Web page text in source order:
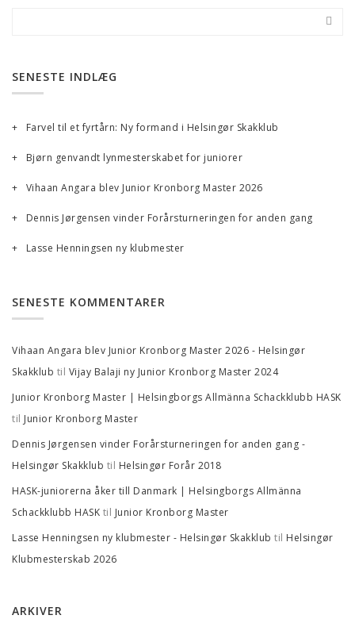
SENESTE INDLÆG
Farvel til et fyrtårn: Ny formand i Helsingør Skakklub
Bjørn genvandt lynmesterskabet for juniorer
Vihaan Angara blev Junior Kronborg Master 2026
Dennis Jørgensen vinder Forårsturneringen for anden gang
Lasse Henningsen ny klubmester
SENESTE KOMMENTARER
Vihaan Angara blev Junior Kronborg Master 2026 - Helsingør
Skakklub til Vijay Balaji ny Junior Kronborg Master 2024
Junior Kronborg Master | Helsingborgs Allmänna Schackklubb HASK
til Junior Kronborg Master
Dennis Jørgensen vinder Forårsturneringen for anden gang -
Helsingør Skakklub til Helsingør Forår 2018
HASK-juniorerna åker till Danmark | Helsingborgs Allmänna
Schackklubb HASK til Junior Kronborg Master
Lasse Henningsen ny klubmester - Helsingør Skakklub til Helsingør
Klubmesterskab 2026
ARKIVER